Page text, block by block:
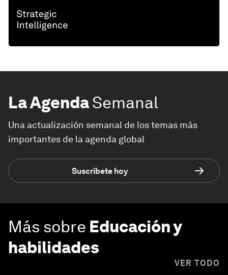
La AgendaSemanal
Una actualización semanal de los temas más
importantes de la agenda global
Suscríbete hoy
Más sobre Educación y
habilidades
VER TODO